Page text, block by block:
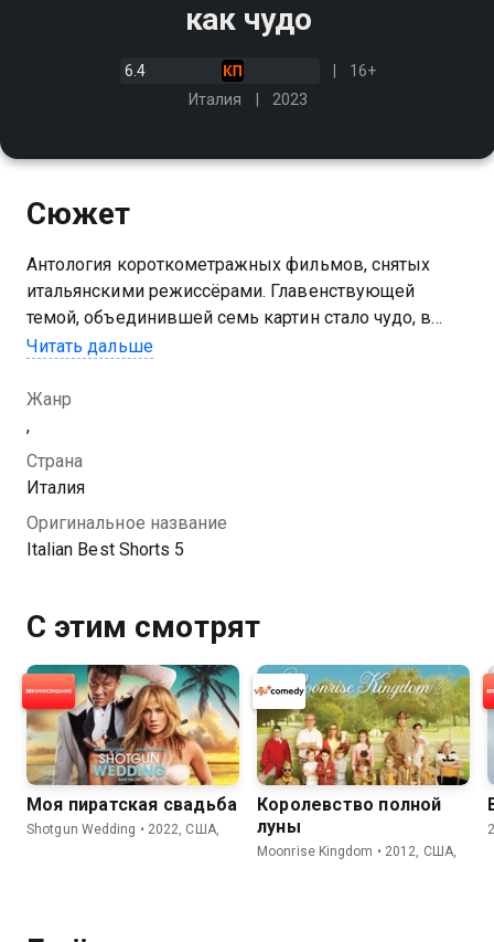
как чудо
6.4
16+
Италия
2023
Сюжет
Антология короткометражных фильмов, снятых
итальянскими режиссёрами. Главенствующей
темой, объединившей семь картин стало чудо, в
которое так важно продолжать верить независимо
Читать дальше
Жанр
,
Страна
Италия
Оригинальное название
Italian Best Shorts 5
С этим смотрят
Моя пиратская свадьба
Shotgun Wedding • 2022, США,
Королевство полной
луны
Moonrise Kingdom • 2012, США,